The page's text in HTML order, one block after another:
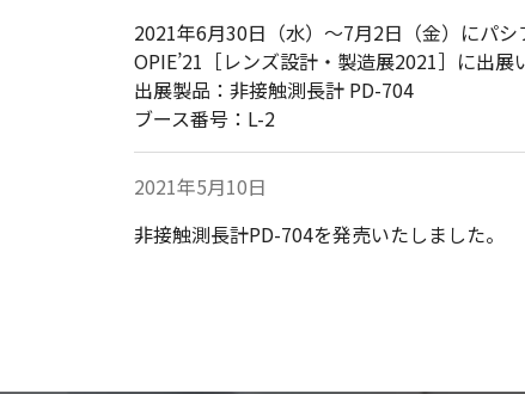
2021年6月30日（水）～7月2日（金）にパ
OPIE’21［レンズ設計・製造展2021］に出展
出展製品：非接触測長計 PD-704
ブース番号：L-2
2021年5月10日
非接触測長計PD-704を発売いたしました。